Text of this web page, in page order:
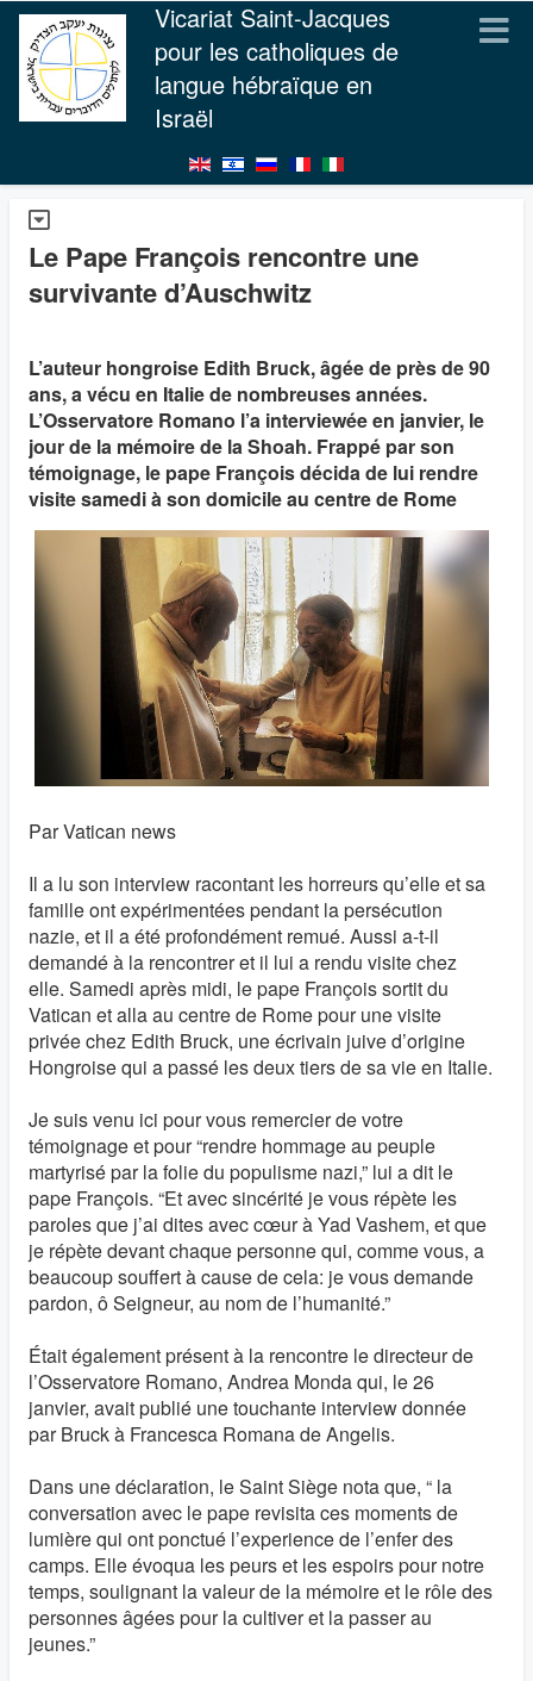
Vicariat Saint-Jacques
pour les catholiques de
langue hébraïque en
Israël
Le Pape François rencontre une
survivante d’Auschwitz
L’auteur hongroise Edith Bruck, âgée de près de 90
ans, a vécu en Italie de nombreuses années.
L’Osservatore Romano l’a interviewée en janvier, le
jour de la mémoire de la Shoah. Frappé par son
témoignage, le pape François décida de lui rendre
visite samedi à son domicile au centre de Rome
Par Vatican news
Il a lu son interview racontant les horreurs qu’elle et sa
famille ont expérimentées pendant la persécution
nazie, et il a été profondément remué. Aussi a-t-il
demandé à la rencontrer et il lui a rendu visite chez
elle. Samedi après midi, le pape François sortit du
Vatican et alla au centre de Rome pour une visite
privée chez Edith Bruck, une écrivain juive d’origine
Hongroise qui a passé les deux tiers de sa vie en Italie.
Je suis venu ici pour vous remercier de votre
témoignage et pour “rendre hommage au peuple
martyrisé par la folie du populisme nazi,” lui a dit le
pape François. “Et avec sincérité je vous répète les
paroles que j’ai dites avec cœur à Yad Vashem, et que
je répète devant chaque personne qui, comme vous, a
beaucoup souffert à cause de cela: je vous demande
pardon, ô Seigneur, au nom de l’humanité.”
Était également présent à la rencontre le directeur de
l’Osservatore Romano, Andrea Monda qui, le 26
janvier, avait publié une touchante interview donnée
par Bruck à Francesca Romana de Angelis.
Dans une déclaration, le Saint Siège nota que, “ la
conversation avec le pape revisita ces moments de
lumière qui ont ponctué l’experience de l’enfer des
camps. Elle évoqua les peurs et les espoirs pour notre
temps, soulignant la valeur de la mémoire et le rôle des
personnes âgées pour la cultiver et la passer au
jeunes.”